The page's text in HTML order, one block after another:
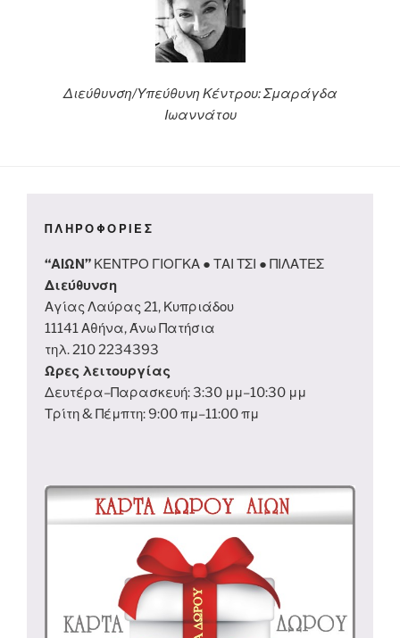
Διεύθυνση/Υπεύθυνη Κέντρου: Σμαράγδα
Ιωαννάτου
ΠΛΗΡΟΦΟΡΙΕΣ
“ΑΙΩΝ” ΚΕΝΤΡΟ ΓΙΟΓΚΑ ● ΤΑΙ ΤΣΙ ● ΠΙΛΑΤΕΣ
Διεύθυνση
Αγίας Λαύρας 21, Κυπριάδου
11141 Αθήνα, Άνω Πατήσια
τηλ. 210 2234393
Ωρες λειτουργίας
Δευτέρα–Παρασκευή: 3:30 μμ–10:30 μμ
Τρίτη & Πέμπτη: 9:00 πμ–11:00 πμ